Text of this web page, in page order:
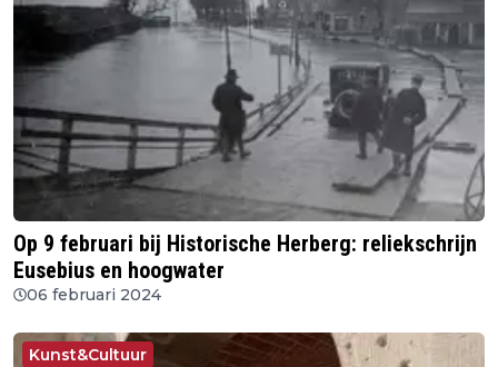
Op 9 februari bij Historische Herberg: reliekschrijn
Eusebius en hoogwater
06 februari 2024
Kunst&Cultuur